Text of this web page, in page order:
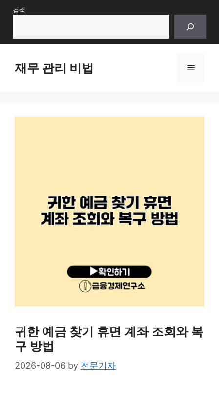
Skip검색
재무 관리 비법 Menu
귀한 예금 찾기 휴면 계좌 조회와 복
구 방법
2026-08-06 by 전문기자